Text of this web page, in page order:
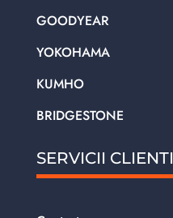
GOODYEAR
YOKOHAMA
KUMHO
BRIDGESTONE
SERVICII CLIENTI